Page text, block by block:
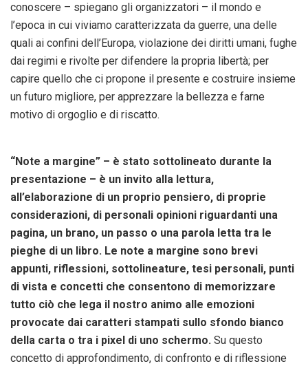
conoscere – spiegano gli organizzatori – il mondo e
l’epoca in cui viviamo caratterizzata da guerre, una delle
quali ai confini dell’Europa, violazione dei diritti umani, fughe
dai regimi e rivolte per difendere la propria libertà; per
capire quello che ci propone il presente e costruire insieme
un futuro migliore, per apprezzare la bellezza e farne
motivo di orgoglio e di riscatto.
“Note a margine” – è stato sottolineato durante la
presentazione – è un invito alla lettura,
all’elaborazione di un proprio pensiero, di proprie
considerazioni, di personali opinioni riguardanti una
pagina, un brano, un passo o una parola letta tra le
pieghe di un libro. Le note a margine sono brevi
appunti, riflessioni, sottolineature, tesi personali, punti
di vista e concetti che consentono di memorizzare
tutto ciò che lega il nostro animo alle emozioni
provocate dai caratteri stampati sullo sfondo bianco
della carta o tra i pixel di uno schermo. Su questo
concetto di approfondimento, di confronto e di riflessione